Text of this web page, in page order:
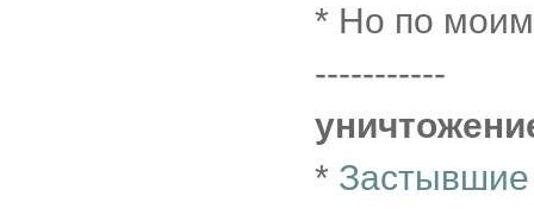
* Но по моим
-----------
*